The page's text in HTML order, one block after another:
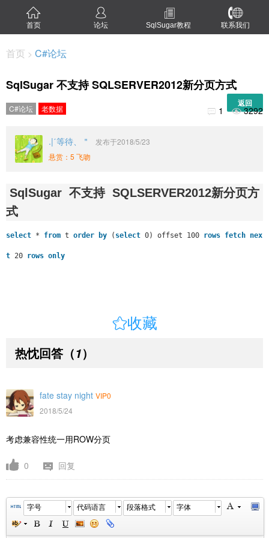
首页 论坛 SqlSugar教程 联系我们
首页 > C#论坛
SqlSugar 不支持 SQLSERVER2012新分页方式
返回
C#论坛 老数据  1 3292
.|ˊ等待、＂
发布于2018/5/23
悬赏：5 飞吻
SqlSugar 不支持 SQLSERVER2012新分页方
式
select * from t order by ( select 0) offset 100 rows fetch nex
t 20 rows only
收藏
热忱回答 （1）
fate stay night VIP0
2018/5/24
考虑兼容性统一用ROW分页
0 回复
字号 代码语言 段落格式 字体